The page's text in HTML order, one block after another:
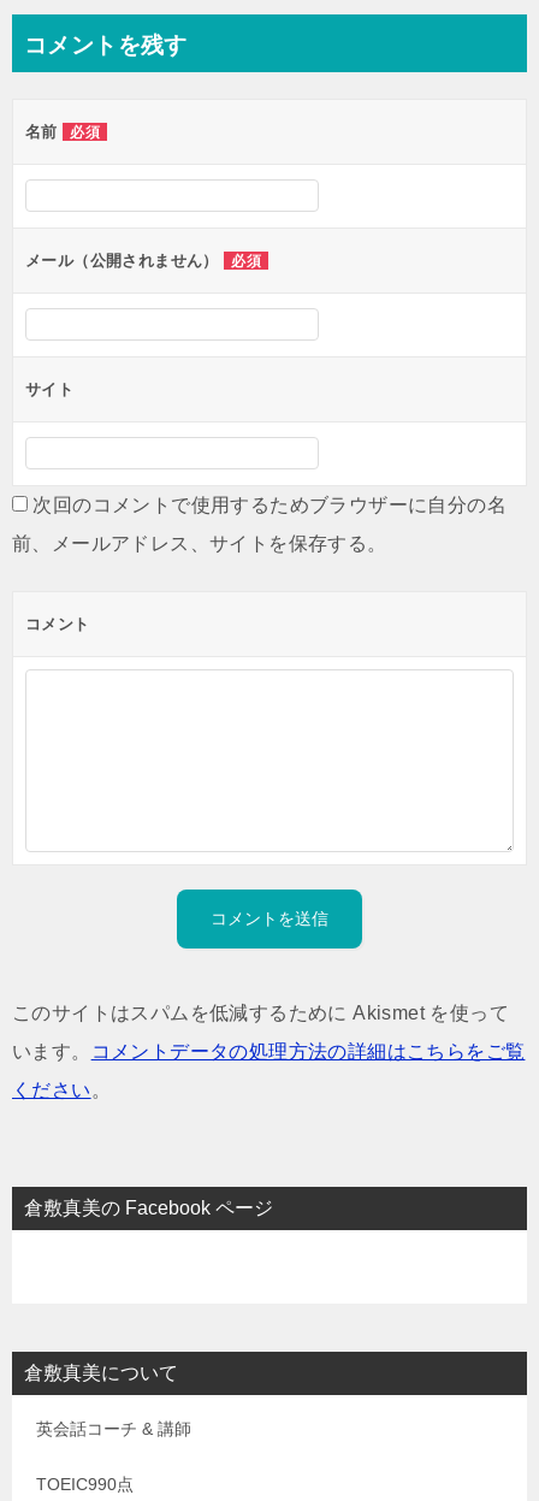
ビ
ー
シ
ョ
ン
コメントを残す
名前 必須
メール（公開されません） 必須
サイト
次回のコメントで使用するためブラウザーに自分の名
前、メールアドレス、サイトを保存する。
コメント
このサイトはスパムを低減するために Akismet を使って
います。
コメントデータの処理方法の詳細はこちらをご覧
ください 。
倉敷真美の Facebook ページ
倉敷真美について
英会話コーチ & 講師
TOEIC990点